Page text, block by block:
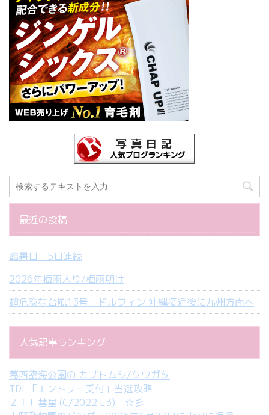
最近の投稿
酷暑日 5日連続
2026年梅雨入り/梅雨明け
超危険な台風13号 ドルフィン 沖縄接近後に九州方面へ
人気記事ランキング
葛西臨海公園の カブトムシ/クワガタ
TDL「エントリー受付」当選攻略
ＺＴＦ彗星 (C/2022 E3) ☆彡